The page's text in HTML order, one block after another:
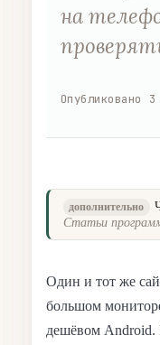
на
Опубликовано 3
дополнительно
Статьи
Один и тот же
большом
дешёвом Android.